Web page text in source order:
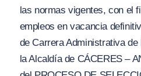
las normas vigentes, con el
empleos en vacancia
de Carrera Administrativa
la Alcaldía de CÁCERES –